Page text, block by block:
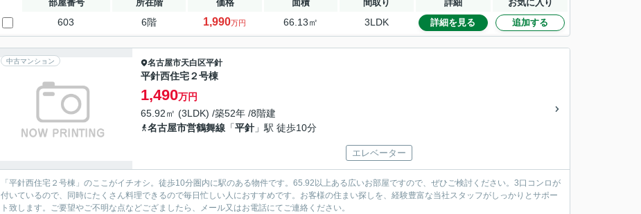
部屋番号 所在階 価格 面積 間取り 詳細 お気に入り
603 6階 1,990万円 66.13㎡ 3LDK 詳細を見る 追加する
中古マンション 名古屋市天白区平針
平針西住宅２号棟
1,490万円
65.92㎡ (3LDK) /築52年 /8階建
名古屋市営鶴舞線 「平針」駅 徒歩10分
エレベーター
「平針西住宅２号棟」のここがイチオシ。徒歩10分圏内に駅のある物件です。65.92以上ある広いお部屋ですので、ぜひご検討ください。3口コンロが
付いているので、同時にたくさん料理できるので毎日忙しい人におすすめです。お客様の住まい探しを、経験豊富な当社スタッフがしっかりとサポー
ト致します。ご要望やご不明な点などござましたら、メール又はお電話にてご連絡ください。